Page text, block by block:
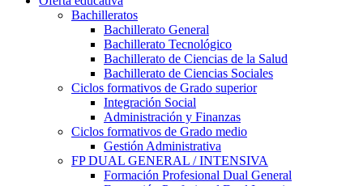
Bachilleratos
Bachillerato General
Bachillerato Tecnológico
Bachillerato de Ciencias de la Salud
Bachillerato de Ciencias Sociales
Ciclos formativos de Grado superior
Integración Social
Administración y Finanzas
Ciclos formativos de Grado medio
Gestión Administrativa
FP DUAL GENERAL / INTENSIVA
Formación Profesional Dual General